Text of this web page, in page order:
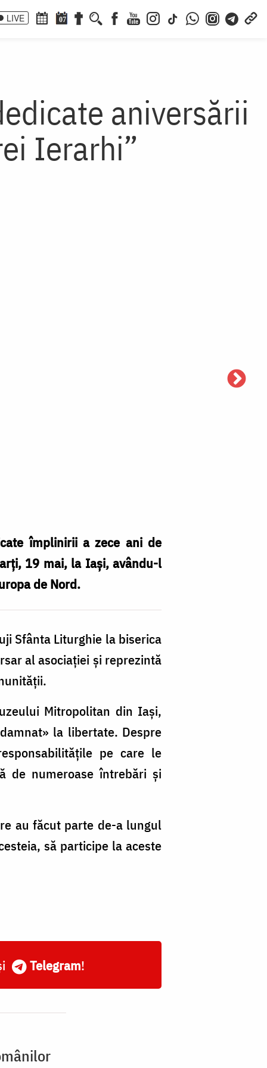
LIVE 07
aniversării
Ierarhi”
împlinirii a zece ani de
19 mai, la Iași, avându-l
de Nord.
Sfânta Liturghie la biserica
al asociației și reprezintă
Mitropolitan din Iași,
la libertate. Despre
pe care le
de numeroase întrebări și
au făcut parte de-a lungul
să participe la aceste
Telegram!